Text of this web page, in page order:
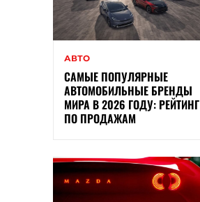
АВТО
САМЫЕ ПОПУЛЯРНЫЕ
АВТОМОБИЛЬНЫЕ БРЕНДЫ
МИРА В 2026 ГОДУ: РЕЙТИНГ
ПО ПРОДАЖАМ